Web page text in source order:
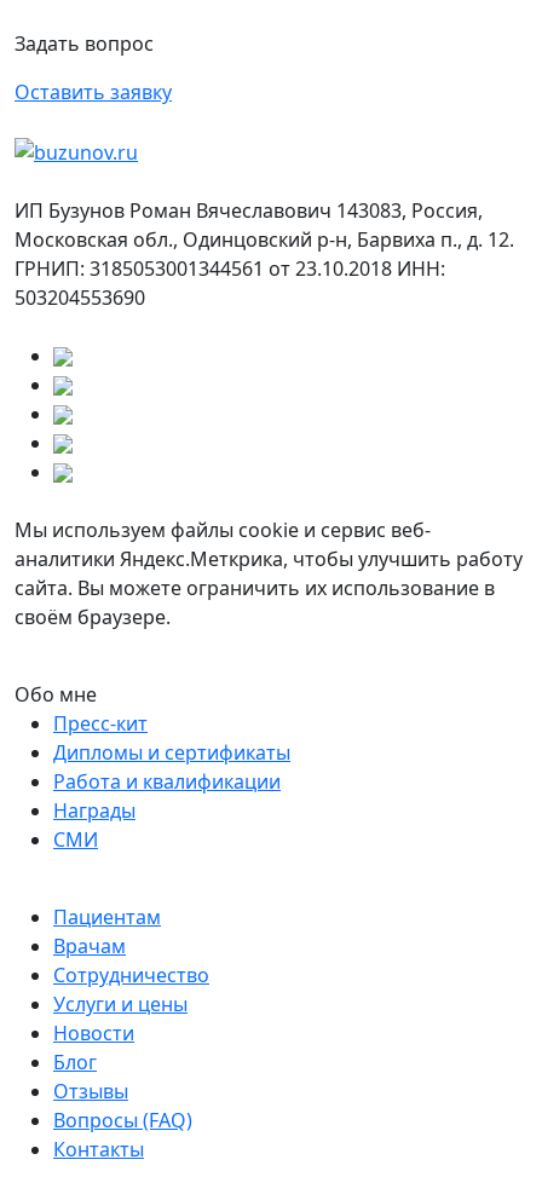
Задать вопрос
Оставить заявку
ИП Бузунов Роман Вячеславович 143083, Россия,
Московская обл., Одинцовский р-н, Барвиха п., д. 12.
ГРНИП: 3185053001344561 от 23.10.2018 ИНН:
503204553690
Мы используем файлы cookie и сервис веб-
аналитики Яндекс.Меткрика, чтобы улучшить работу
сайта. Вы можете ограничить их использование в
своём браузере.
Обо мне
Пресс-кит
Дипломы и сертификаты
Работа и квалификации
Награды
СМИ
Пациентам
Врачам
Сотрудничество
Услуги и цены
Новости
Блог
Отзывы
Вопросы (FAQ)
Контакты